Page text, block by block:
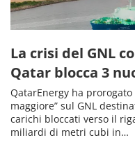
La crisi del GNL
Qatar blocca 3
QatarEnergy ha
maggiore” sul GNL
carichi bloccati verso il
miliardi di metri cubi in…